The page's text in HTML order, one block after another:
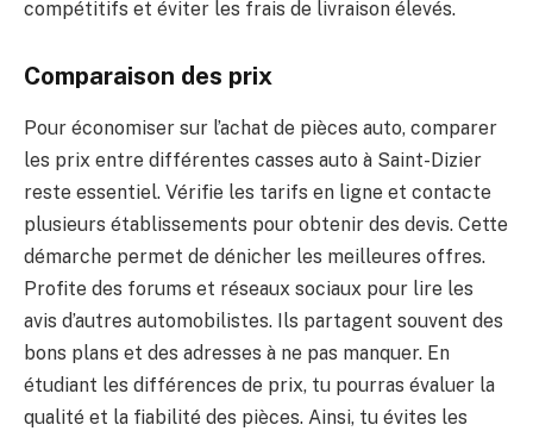
compétitifs et éviter les frais de livraison élevés.
Comparaison des prix
Pour économiser sur l’achat de pièces auto, comparer
les prix entre différentes casses auto à Saint-Dizier
reste essentiel. Vérifie les tarifs en ligne et contacte
plusieurs établissements pour obtenir des devis. Cette
démarche permet de dénicher les meilleures offres.
Profite des forums et réseaux sociaux pour lire les
avis d’autres automobilistes. Ils partagent souvent des
bons plans et des adresses à ne pas manquer. En
étudiant les différences de prix, tu pourras évaluer la
qualité et la fiabilité des pièces. Ainsi, tu évites les